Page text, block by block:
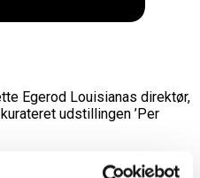
Egerod Louisianas direktør,
udstillingen ’Per